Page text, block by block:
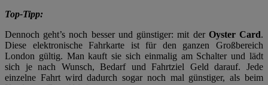
Top-Tipp:
Dennoch geht’s noch besser und günstiger: mit der Oyster Card.
Diese elektronische Fahrkarte ist für den ganzen Großbereich
London gültig. Man kauft sie sich einmalig am Schalter und lädt
sich je nach Wunsch, Bedarf und Fahrtziel Geld darauf. Jede
einzelne Fahrt wird dadurch sogar noch mal günstiger, als beim